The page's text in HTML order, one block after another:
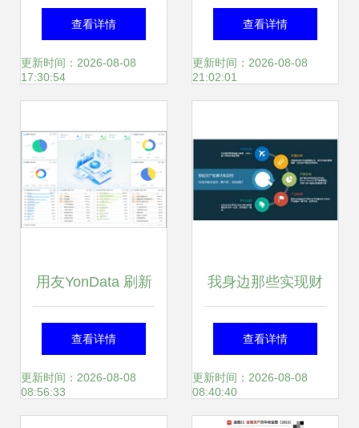
涉资产管理纠纷案
件审判情况通报 案
涨趋势并存
查看详情
更新时间：2026-08-08
17:30:54
势分析 投资管理的
新视角
查看详情
更新时间：2026-08-08
21:02:01
用友YonData 刷新
企业数据管理与应
用新高度，赋能投
查看详情
更新时间：2026-08-08
08:56:33
我身边那些实现财
务自由的年轻人 投
资管理的另类智慧
查看详情
更新时间：2026-08-08
08:40:40